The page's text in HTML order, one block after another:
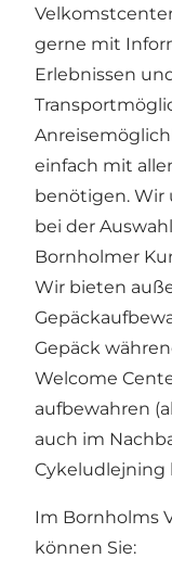
gerne mit
Erlebnissen
einfach mit
benötigen. Wir
bei der
Bornholmer
Wir bieten
Gepäck
Welcome
aufbewahren
auch im
Cykeludlejning
Im Bornholms
können Sie: